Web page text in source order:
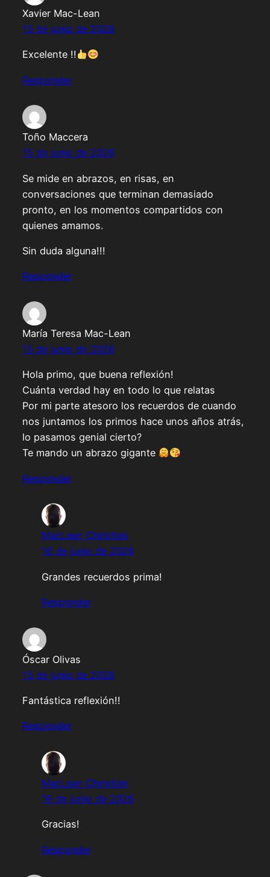
Xavier Mac-Lean
15 de junio de 2026
Excelente !!
Responder
Toño Maccera
15 de junio de 2026
Se mide en abrazos, en risas, en
conversaciones que terminan demasiado
pronto, en los momentos compartidos con
quienes amamos.
Sin duda alguna!!!
Responder
María Teresa Mac-Lean
15 de junio de 2026
Hola primo, que buena reflexión!
Cuánta verdad hay en todo lo que relatas
Por mi parte atesoro los recuerdos de cuando
nos juntamos los primos hace unos años atrás,
lo pasamos genial cierto?
Te mando un abrazo gigante
Responder
MacLean Christian
16 de junio de 2026
Grandes recuerdos prima!
Responder
Óscar Olivas
15 de junio de 2026
Fantástica reflexión!!
Responder
MacLean Christian
16 de junio de 2026
Gracias!
Responder